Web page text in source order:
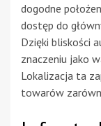
dogodne
dostęp do
Dzięki bliskości
znaczeniu jako
Lokalizacja ta
towarów